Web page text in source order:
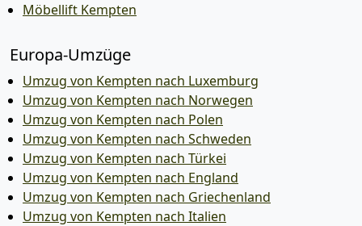
Möbellift Kempten
Europa-Umzüge
Umzug von Kempten nach Luxemburg
Umzug von Kempten nach Norwegen
Umzug von Kempten nach Polen
Umzug von Kempten nach Schweden
Umzug von Kempten nach Türkei
Umzug von Kempten nach England
Umzug von Kempten nach Griechenland
Umzug von Kempten nach Italien